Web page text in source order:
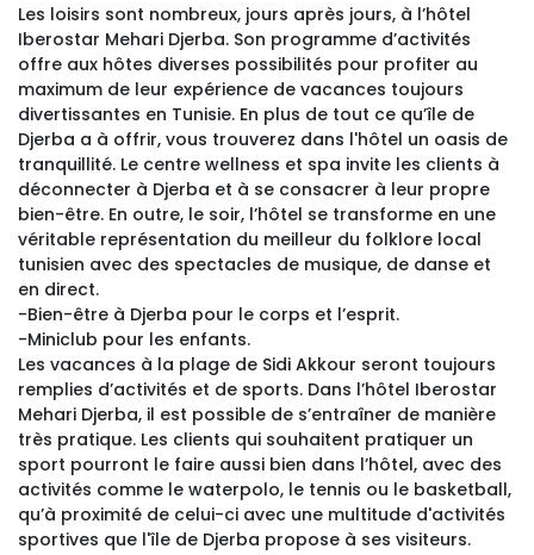
Les loisirs sont nombreux, jours après jours, à l’hôtel
Iberostar Mehari Djerba. Son programme d’activités
offre aux hôtes diverses possibilités pour profiter au
maximum de leur expérience de vacances toujours
divertissantes en Tunisie. En plus de tout ce qu’île de
Djerba a à offrir, vous trouverez dans l'hôtel un oasis de
tranquillité. Le centre wellness et spa invite les clients à
déconnecter à Djerba et à se consacrer à leur propre
bien-être. En outre, le soir, l’hôtel se transforme en une
véritable représentation du meilleur du folklore local
tunisien avec des spectacles de musique, de danse et
en direct.
-Bien-être à Djerba pour le corps et l’esprit.
-Miniclub pour les enfants.
Les vacances à la plage de Sidi Akkour seront toujours
remplies d’activités et de sports. Dans l’hôtel Iberostar
Mehari Djerba, il est possible de s’entraîner de manière
très pratique. Les clients qui souhaitent pratiquer un
sport pourront le faire aussi bien dans l’hôtel, avec des
activités comme le waterpolo, le tennis ou le basketball,
qu’à proximité de celui-ci avec une multitude d'activités
sportives que l'île de Djerba propose à ses visiteurs.